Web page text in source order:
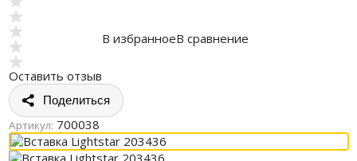
Оставить отзыв
В избранноеВ сравнение
Поделиться
Артикул: 700038